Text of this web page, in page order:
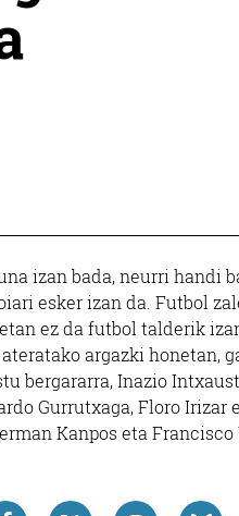
izan bada, neurri handi
esker izan da. Futbol
ez da futbol talderik
argazki
bergararra, Inazio
Gurrutxaga, Floro
Kanpos eta Francisco